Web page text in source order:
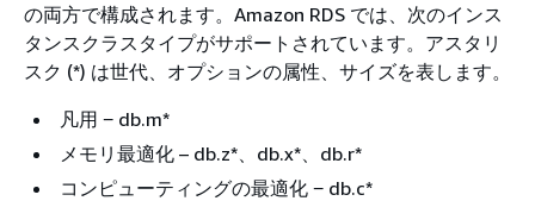
の両方で構成されます。Amazon RDS では、次のインス
タンスクラスタイプがサポートされています。アスタリ
スク (*) は世代、オプションの属性、サイズを表します。
凡用 − db.m*
メモリ最適化 – db.z*、db.x*、db.r*
コンピューティングの最適化 − db.c*